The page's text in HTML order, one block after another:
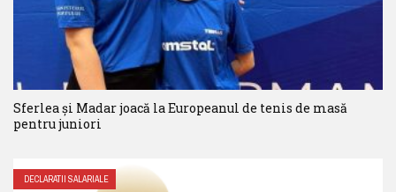
Sferlea și Madar joacă la Europeanul de tenis de masă
pentru juniori
DECLARATII SALARIALE